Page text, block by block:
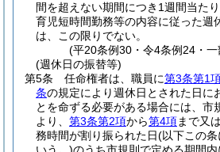
間を超えない期間につき1週間当た
育児短時間勤務等の内容に従った週
は、この限りでない。
(平20条例30・令4条例24・一
(週休日の振替等)
第5条
任命権者は、職員に第3条第1
条の規定により週休日とされた日に
とを命ずる必要がある場合には、市
より、 第3条第2項から第4項まで又は
務時間が割り振られた日(以下この条